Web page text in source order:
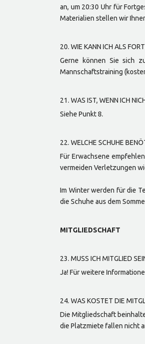
an, um 20:30 Uhr für
Materialien stellen wir
20. WIE KANN ICH ALS
Gerne können Sie sich
Mannschaftstraining
21. WAS IST, WENN ICH
Siehe Punkt 8.
22. WELCHE SCHUHE
Für Erwachsene
vermeiden Verletzungen
Im Winter werden für die
die Schuhe aus dem
MITGLIEDSCHAFT
23. MUSS ICH MITGLIED
Ja! Für weitere
24. WAS KOSTET DIE
Die Mitgliedschaft
die Platzmiete fallen nicht